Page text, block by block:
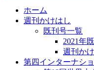
ホーム
週刊かけはし
既刊号一覧
2021年
週刊か
第四インターナシ